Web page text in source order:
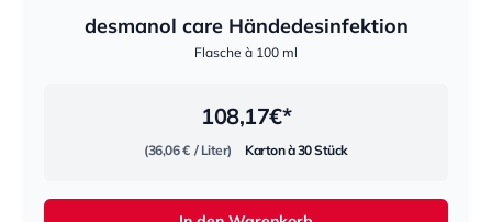
desmanol care Händedesinfektion
Flasche à 100 ml
108,17€*
(36,06 € / Liter) Karton à 30 Stück